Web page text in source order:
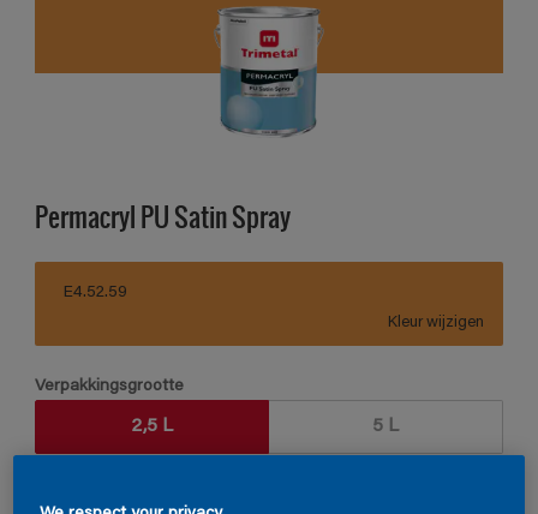
Permacryl PU Satin Spray
E4.52.59
Kleur wijzigen
Verpakkingsgrootte
2,5 L 5 L